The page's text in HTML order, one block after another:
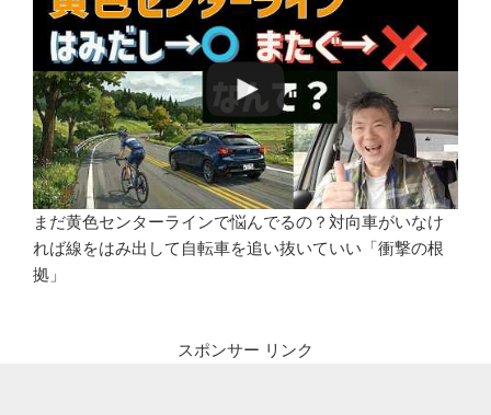
まだ黄色センターラインで悩んでるの？対向車がいなけ
れば線をはみ出して自転車を追い抜いていい「衝撃の根
拠」
スポンサー リンク